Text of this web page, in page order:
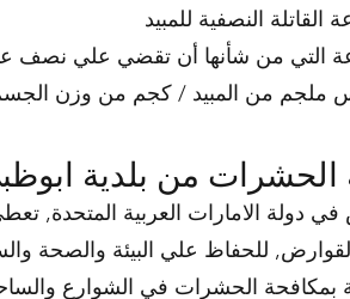
التي من شأنها أن تقضي علي نصف
من بلدية
دولة الامارات العربية المتحدة,
للحفاظ علي البيئة والصحة
بمكافحة الحشرات في الشوارع